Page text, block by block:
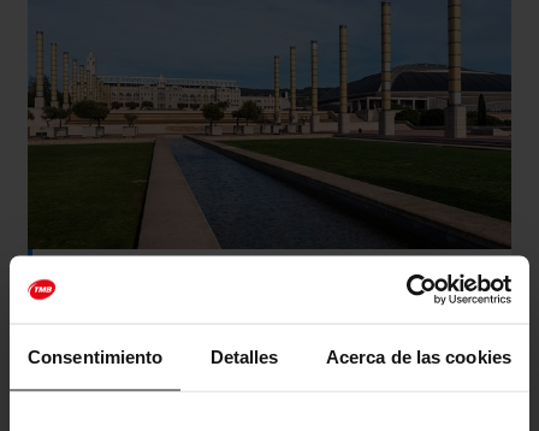
Consentimiento Detalles Acerca de las cookies
Transport públic per al concert de Don Omar a l’Estadi Olímpic
Lluís Companys